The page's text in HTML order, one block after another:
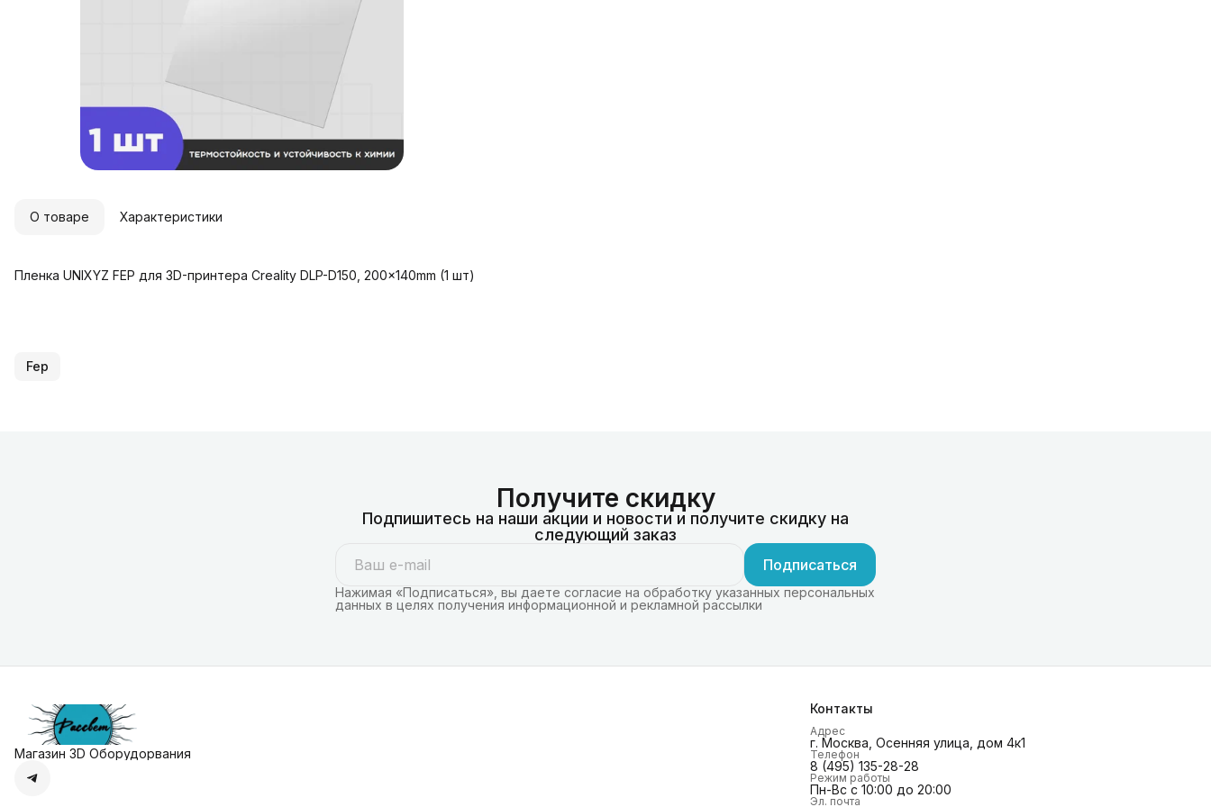
О товаре Характеристики
Пленка UNIXYZ FEP для 3D-принтера Creality DLP-D150, 200x140mm (1 шт)
Fep
Получите скидку
Подпишитесь на наши акции и новости и получите скидку на
следующий заказ
Подписаться
Нажимая «Подписаться», вы даете согласие на обработку указанных персональных
данных в целях получения информационной и рекламной рассылки
Магазин 3D Оборудорвания
Контакты
Адрес
г. Москва, Осенняя улица, дом 4к1
Телефон
8 (495) 135-28-28
Режим работы
Пн-Вс с 10:00 до 20:00
Эл. почта